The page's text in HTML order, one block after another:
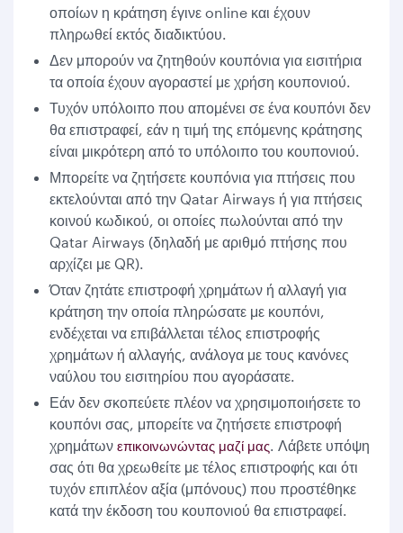
οποίων η κράτηση έγινε online και έχουν
πληρωθεί εκτός διαδικτύου.
Δεν μπορούν να ζητηθούν κουπόνια για εισιτήρια
τα οποία έχουν αγοραστεί με χρήση κουπονιού.
Τυχόν υπόλοιπο που απομένει σε ένα κουπόνι δεν
θα επιστραφεί, εάν η τιμή της επόμενης κράτησης
είναι μικρότερη από το υπόλοιπο του κουπονιού.
Μπορείτε να ζητήσετε κουπόνια για πτήσεις που
εκτελούνται από την Qatar Airways ή για πτήσεις
κοινού κωδικού, οι οποίες πωλούνται από την
Qatar Airways (δηλαδή με αριθμό πτήσης που
αρχίζει με QR).
Όταν ζητάτε επιστροφή χρημάτων ή αλλαγή για
κράτηση την οποία πληρώσατε με κουπόνι,
ενδέχεται να επιβάλλεται τέλος επιστροφής
χρημάτων ή αλλαγής, ανάλογα με τους κανόνες
ναύλου του εισιτηρίου που αγοράσατε.
Εάν δεν σκοπεύετε πλέον να χρησιμοποιήσετε το
κουπόνι σας, μπορείτε να ζητήσετε επιστροφή
χρημάτων επικοινωνώντας μαζί μας. Λάβετε υπόψη
σας ότι θα χρεωθείτε με τέλος επιστροφής και ότι
τυχόν επιπλέον αξία (μπόνους) που προστέθηκε
κατά την έκδοση του κουπονιού θα επιστραφεί.